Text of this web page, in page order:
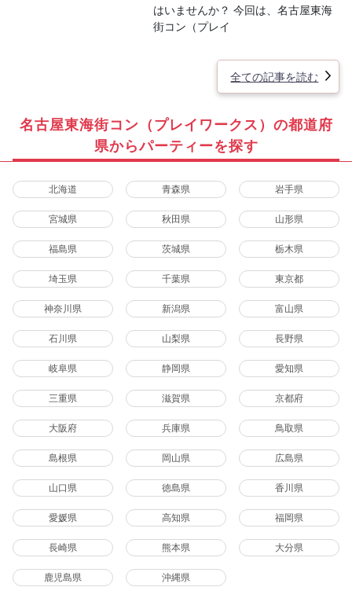
はいませんか？ 今回は、名古屋東海
街コン（プレイ
全ての記事を読む
名古屋東海街コン（プレイワークス）の都道府
県からパーティーを探す
北海道 青森県 岩手県
宮城県 秋田県 山形県
福島県 茨城県 栃木県
埼玉県 千葉県 東京都
神奈川県 新潟県 富山県
石川県 山梨県 長野県
岐阜県 静岡県 愛知県
三重県 滋賀県 京都府
大阪府 兵庫県 鳥取県
島根県 岡山県 広島県
山口県 徳島県 香川県
愛媛県 高知県 福岡県
長崎県 熊本県 大分県
鹿児島県 沖縄県